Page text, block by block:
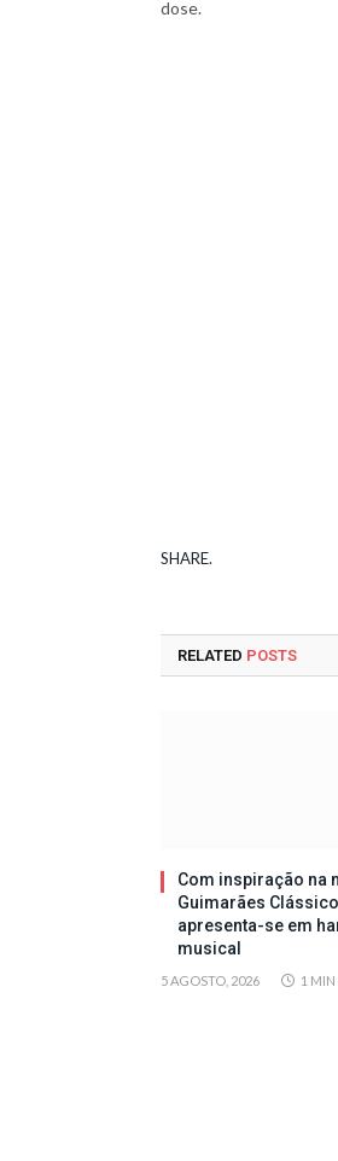
dose.
SHARE.
RELATED POSTS
Com inspiração na
Guimarães Clássico
apresenta-se em
musical
5 AGOSTO, 2026 1 MIN